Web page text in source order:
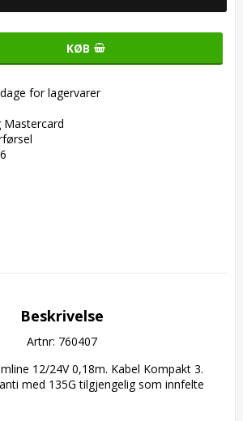
KØB
for lagervarer
Mastercard
Beskrivelse
Artnr: 760407
12/24V 0,18m. Kabel Kompakt 3.
med 135G tilgjengelig som innfelte